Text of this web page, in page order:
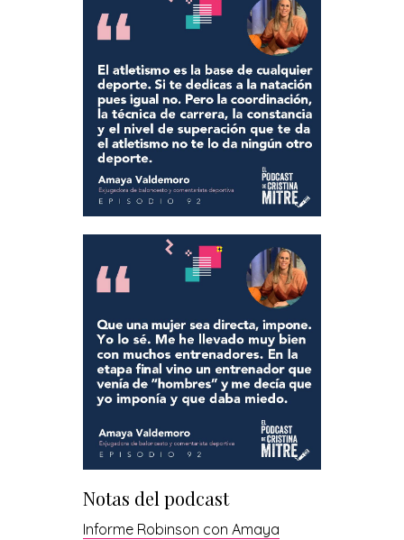
Notas del podcast
Informe Robinson con Amaya